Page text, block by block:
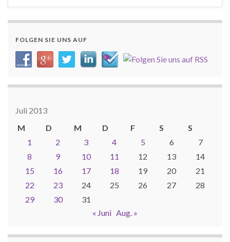
FOLGEN SIE UNS AUF
Juli 2013
M
D M D F S
S
1
2 3 4 5 6
7
8
9 10 11 12 13
14
15
16 17 18 19 20
21
22
23 24 25 26 27
28
29
30
31
« Juni Aug. »